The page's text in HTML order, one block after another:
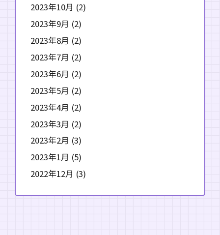
2023年10月 (2)
2023年9月 (2)
2023年8月 (2)
2023年7月 (2)
2023年6月 (2)
2023年5月 (2)
2023年4月 (2)
2023年3月 (2)
2023年2月 (3)
2023年1月 (5)
2022年12月 (3)